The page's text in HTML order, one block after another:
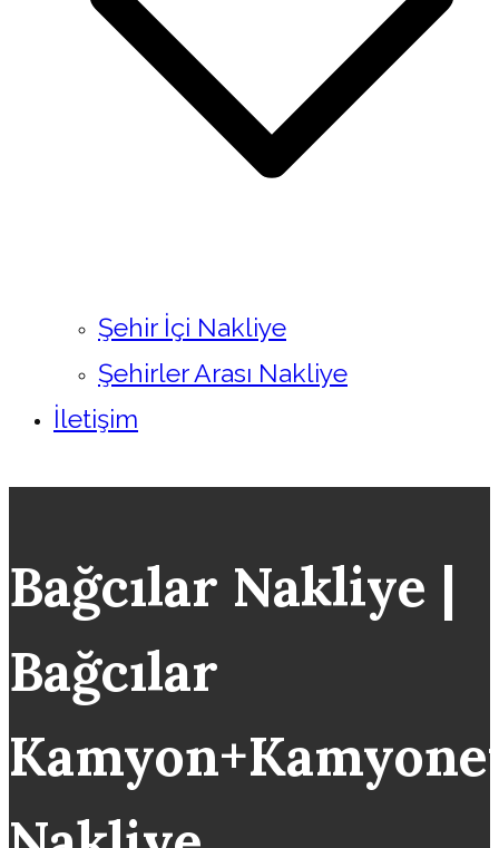
Şehir İçi Nakliye
Şehirler Arası Nakliye
İletişim
Bağcılar Nakliye |
Bağcılar